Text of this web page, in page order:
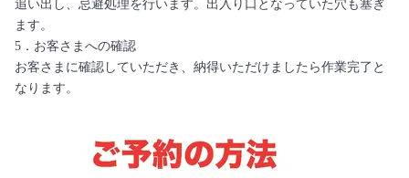
追い出し、忌避処理を行います。出入り口となっていた穴も塞ぎ
ます。
5．お客さまへの確認
お客さまに確認していただき、納得いただけましたら作業完了と
なります。